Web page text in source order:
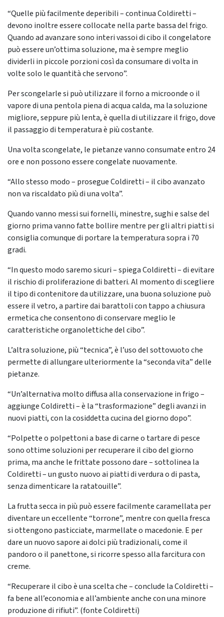
“Quelle più facilmente deperibili – continua Coldiretti –
devono inoltre essere collocate nella parte bassa del frigo.
Quando ad avanzare sono interi vassoi di cibo il congelatore
può essere un’ottima soluzione, ma è sempre meglio
dividerli in piccole porzioni così da consumare di volta in
volte solo le quantità che servono”.
Per scongelarle si può utilizzare il forno a microonde o il
vapore di una pentola piena di acqua calda, ma la soluzione
migliore, seppure più lenta, è quella di utilizzare il frigo, dove
il passaggio di temperatura è più costante.
Una volta scongelate, le pietanze vanno consumate entro 24
ore e non possono essere congelate nuovamente.
“Allo stesso modo – prosegue Coldiretti – il cibo avanzato
non va riscaldato più di una volta”.
Quando vanno messi sui fornelli, minestre, sughi e salse del
giorno prima vanno fatte bollire mentre per gli altri piatti si
consiglia comunque di portare la temperatura sopra i 70
gradi.
“In questo modo saremo sicuri – spiega Coldiretti – di evitare
il rischio di proliferazione di batteri. Al momento di scegliere
il tipo di contenitore da utilizzare, una buona soluzione può
essere il vetro, a partire dai barattoli con tappo a chiusura
ermetica che consentono di conservare meglio le
caratteristiche organolettiche del cibo”.
L’altra soluzione, più “tecnica”, è l’uso del sottovuoto che
permette di allungare ulteriormente la “seconda vita” delle
pietanze.
“Un’alternativa molto diffusa alla conservazione in frigo –
aggiunge Coldiretti – è la “trasformazione” degli avanzi in
nuovi piatti, con la cosiddetta cucina del giorno dopo”.
“Polpette o polpettoni a base di carne o tartare di pesce
sono ottime soluzioni per recuperare il cibo del giorno
prima, ma anche le frittate possono dare – sottolinea la
Coldiretti – un gusto nuovo ai piatti di verdura o di pasta,
senza dimenticare la ratatouille”.
La frutta secca in più può essere facilmente caramellata per
diventare un eccellente “torrone”, mentre con quella fresca
si ottengono pasticciate, marmellate o macedonie. E per
dare un nuovo sapore ai dolci più tradizionali, come il
pandoro o il panettone, si ricorre spesso alla farcitura con
creme.
“Recuperare il cibo è una scelta che – conclude la Coldiretti –
fa bene all’economia e all’ambiente anche con una minore
produzione di rifiuti”. (fonte Coldiretti)